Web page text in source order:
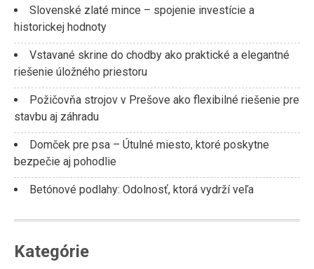
Slovenské zlaté mince – spojenie investície a
historickej hodnoty
Vstavané skrine do chodby ako praktické a elegantné
riešenie úložného priestoru
Požičovňa strojov v Prešove ako flexibilné riešenie pre
stavbu aj záhradu
Domček pre psa – Útulné miesto, ktoré poskytne
bezpečie aj pohodlie
Betónové podlahy: Odolnosť, ktorá vydrží veľa
Kategórie